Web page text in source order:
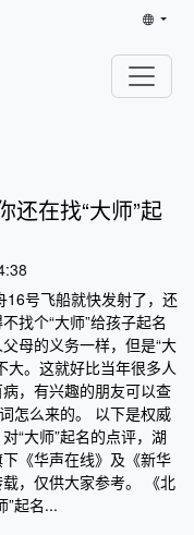
还在找“大师”起
16号飞船就快发射了，还
找个“大师”给孩子起名
母的义务一样，但是“大
大。这就好比当年很多人
，有兴趣的朋友可以查
怎么来的。 以下是权威
“大师”起名的点评，湖
《华声在线》及《新华
，仅供大家参考。 《北
”起名...